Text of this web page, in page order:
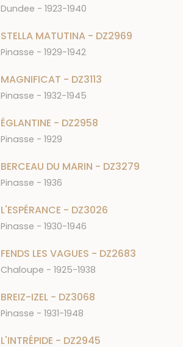
Dundee - 1923-1940
STELLA MATUTINA - DZ2969
Pinasse - 1929-1942
MAGNIFICAT - DZ3113
Pinasse - 1932-1945
ÉGLANTINE - DZ2958
Pinasse - 1929
BERCEAU DU MARIN - DZ3279
Pinasse - 1936
L'ESPÉRANCE - DZ3026
Pinasse - 1930-1946
FENDS LES VAGUES - DZ2683
Chaloupe - 1925-1938
BREIZ-IZEL - DZ3068
Pinasse - 1931-1948
L'INTRÉPIDE - DZ2945